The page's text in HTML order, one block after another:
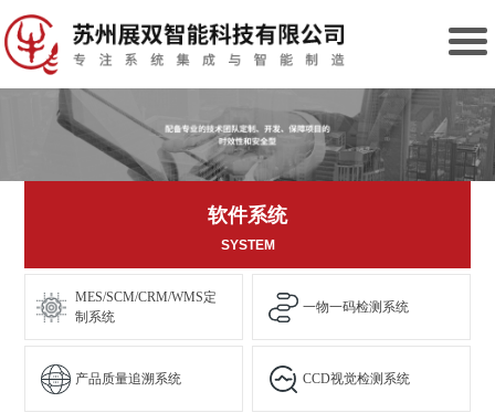
软件系统
SYSTEM
MES/SCM/CRM/WMS定
制系统
一物一码检测系统
产品质量追溯系统 CCD视觉检测系统